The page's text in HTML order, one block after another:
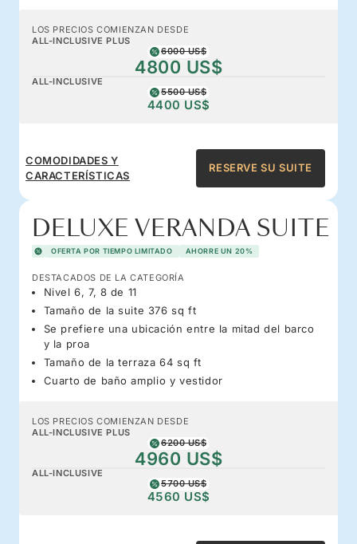
LOS PRECIOS COMIENZAN DESDE
ALL-INCLUSIVE PLUS
6000 US$
4800 US$
ALL-INCLUSIVE
5500 US$
4400 US$
COMODIDADES Y
CARACTERÍSTICAS
RESERVE SU SUITE
DELUXE VERANDA SUITE
OFERTA POR TIEMPO LIMITADO AHORRE UN 20%
DESTACADOS DE LA CATEGORÍA
Nivel 6, 7, 8 de 11
Tamaño de la suite 376 sq ft
Se prefiere una ubicación entre la mitad del barco
y la proa
Tamaño de la terraza 64 sq ft
Cuarto de baño amplio y vestidor
LOS PRECIOS COMIENZAN DESDE
ALL-INCLUSIVE PLUS
6200 US$
4960 US$
ALL-INCLUSIVE
5700 US$
4560 US$